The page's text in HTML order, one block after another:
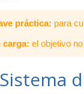
práctica: para
carga: el objetivo